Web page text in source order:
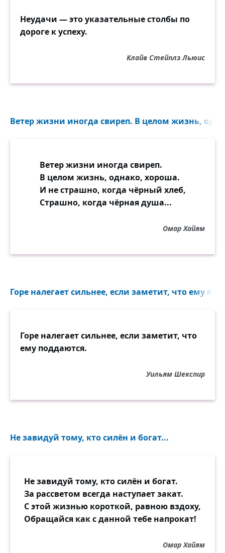
Неудачи — это указательные столбы по
дороге к успеху.
Клайв Стейплз Льюис
Ветер жизни иногда свиреп. В целом жизнь,
Ветер жизни иногда свиреп.
В целом жизнь, однако, хороша.
И не страшно, когда чёрный хлеб,
Страшно, когда чёрная душа...
Омар Хайям
Горе налегает сильнее, если заметит, что ему
Горе налегает сильнее, если заметит, что
ему поддаются.
Уильям Шекспир
Не завидуй тому, кто силён и богат...
Не завидуй тому, кто силён и богат.
За рассветом всегда наступает закат.
С этой жизнью короткой, равною вздоху,
Обращайся как с данной тебе напрокат!
Омар Хайям